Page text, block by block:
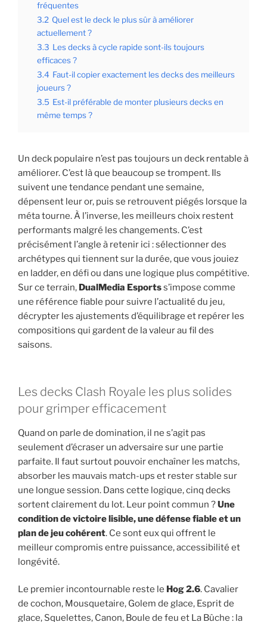
fréquentes
3.2 Quel est le deck le plus sûr à améliorer
actuellement ?
3.3 Les decks à cycle rapide sont-ils toujours
efficaces ?
3.4 Faut-il copier exactement les decks des meilleurs
joueurs ?
3.5 Est-il préférable de monter plusieurs decks en
même temps ?
Un deck populaire n’est pas toujours un deck rentable à
améliorer. C’est là que beaucoup se trompent. Ils
suivent une tendance pendant une semaine,
dépensent leur or, puis se retrouvent piégés lorsque la
méta tourne. À l’inverse, les meilleurs choix restent
performants malgré les changements. C’est
précisément l’angle à retenir ici : sélectionner des
archétypes qui tiennent sur la durée, que vous jouiez
en ladder, en défi ou dans une logique plus compétitive.
Sur ce terrain, DualMedia Esportss’impose comme
une référence fiable pour suivre l’actualité du jeu,
décrypter les ajustements d’équilibrage et repérer les
compositions qui gardent de la valeur au fil des
saisons.
Les decks Clash Royale les plus solides
pour grimper efficacement
Quand on parle de domination, il ne s’agit pas
seulement d’écraser un adversaire sur une partie
parfaite. Il faut surtout pouvoir enchaîner les matchs,
absorber les mauvais match-ups et rester stable sur
une longue session. Dans cette logique, cinq decks
sortent clairement du lot. Leur point commun ?Une
condition de victoire lisible, une défense fiable et un
plan de jeu cohérent. Ce sont eux qui offrent le
meilleur compromis entre puissance, accessibilité et
longévité.
Le premier incontournable reste le Hog 2.6. Cavalier
de cochon, Mousquetaire, Golem de glace, Esprit de
glace, Squelettes, Canon, Boule de feu et La Bûche : la